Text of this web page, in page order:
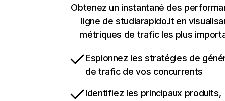
Obtenez un instantané des
ligne de studiarapido.it en
métriques de trafic les plus
Espionnez les stratégies de
de trafic de vos concurrents
Identifiez les principaux produits,